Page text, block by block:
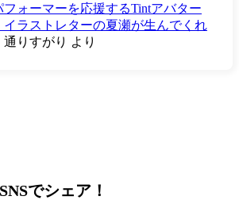
フォーマーを応援するTintアバター
イラストレターの夏瀬が生んでくれ
通りすがり より
SNSでシェア！